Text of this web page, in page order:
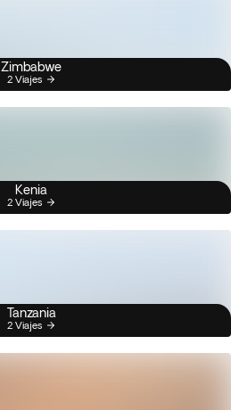
Zimbabwe
2 Viajes
Kenia
2 Viajes
Tanzania
2 Viajes